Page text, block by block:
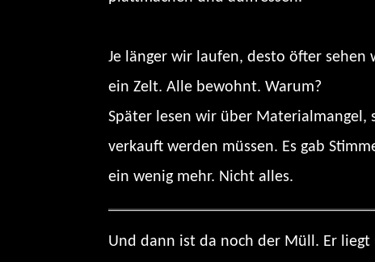
Je länger wir laufen, desto öfter sehen
ein Zelt. Alle bewohnt. Warum?
Später lesen wir über
verkauft werden müssen. Es gab
ein wenig mehr. Nicht alles.
Und dann ist da noch der Müll. Er